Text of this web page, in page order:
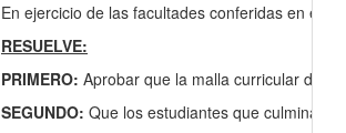
En ejercicio de las facultades conferidas en el
RESUELVE:
PRIMERO: Aprobar que la malla curricular del
SEGUNDO: Que los estudiantes que